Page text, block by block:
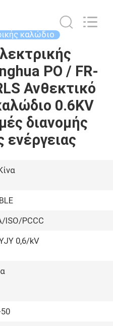
καλώδιο
PO / FR-
Ανθεκτικό
0.6KV
διανομής
ενέργειας
ISO/PCCC
0,6/kV